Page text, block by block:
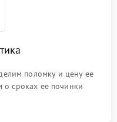
поломку и цену ее
сроках ее починки